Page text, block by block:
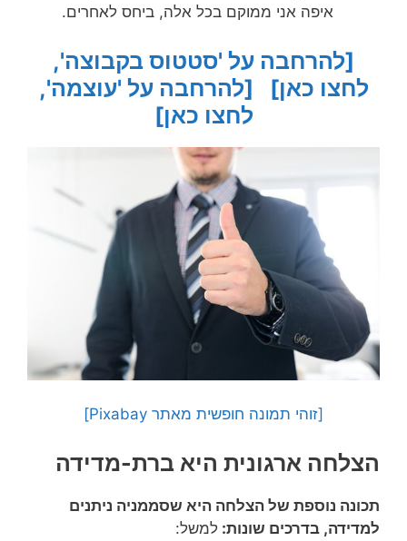
איפה אני ממוקם בכל אלה, ביחס לאחרים.
[להרחבה על 'סטטוס בקבוצה',
לחצו כאן]
[להרחבה על 'עוצמה',
לחצו כאן]
[זוהי תמונה חופשית מאתר Pixabay]
הצלחה ארגונית היא ברת-מדידה
תכונה נוספת של הצלחה היא שסממניה ניתנים
למדידה, בדרכים שונות: למשל: